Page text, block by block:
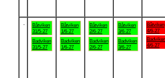
Båtviken
31/5-27
Badviken
31/5-27
Båtviken
1/6-27
Badviken
1/6-27
Båtviken
2/6-27
Badviken
2/6-27
Båtviken
3/6-27
Badviken
3/6-27
Båtviken
4/6-27
Badviken
4/6-27